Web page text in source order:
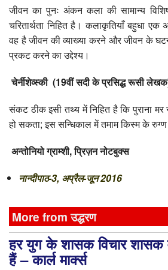
टीवी समीक्षा
फिल्म समीक्षा
जीवन का पुनः अंकन कला की सामान्य
चरितार्थता निहित है। कलाकृतियाँ बहुधा एक
वह है जीवन की व्याख्या करने और जीवन के
प्रकट करने का उद्देश्य।
चेर्नीशेव्स्की (19वीं सदी के प्रसिद्ध रूसी
संकट ठीक इसी तथ्य में निहित है कि पुराना
हो सकता; इस सन्धिकाल में तमाम किस्म के
अन्तोनियो ग्राम्शी, प्रिज़न नोटबुक्स
नान्दीपाठ-3, अप्रैल-जून 2016
More from उद्धरण
हर युग के शासक विचार शासक
हैं – कार्ल मार्क्स